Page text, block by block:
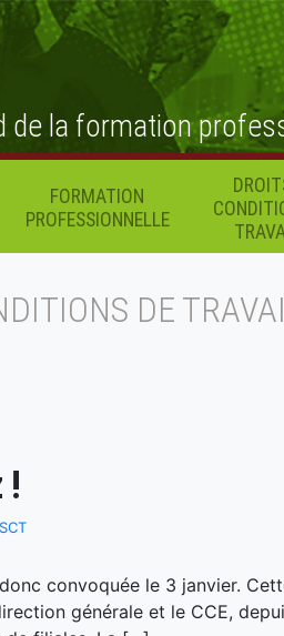
de la formation
FORMATION
PROFESSIONNELLE
DE
!
convoquée le 3 janvier.
générale et le CCE,